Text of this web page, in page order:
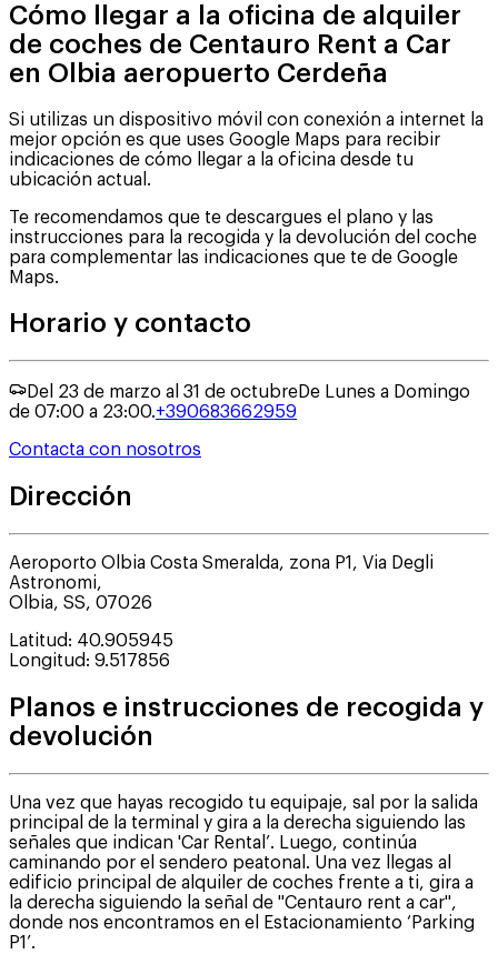
Cómo llegar a la oficina de alquiler
de coches de Centauro Rent a Car
en Olbia aeropuerto Cerdeña
Si utilizas un dispositivo móvil con conexión a internet la
mejor opción es que uses Google Maps para recibir
indicaciones de cómo llegar a la oficina desde tu
ubicación actual.
Te recomendamos que te descargues el plano y las
instrucciones para la recogida y la devolución del coche
para complementar las indicaciones que te de Google
Maps.
Horario y contacto
Del 23 de marzo al 31 de octubreDe Lunes a Domingo
de 07:00 a 23:00.+390683662959
Contacta con nosotros
Dirección
Aeroporto Olbia Costa Smeralda, zona P1, Via Degli
Astronomi,
Olbia, SS, 07026
Latitud: 40.905945
Longitud: 9.517856
Planos e instrucciones de recogida y
devolución
Una vez que hayas recogido tu equipaje, sal por la salida
principal de la terminal y gira a la derecha siguiendo las
señales que indican 'Car Rental’. Luego, continúa
caminando por el sendero peatonal. Una vez llegas al
edificio principal de alquiler de coches frente a ti, gira a
la derecha siguiendo la señal de "Centauro rent a car",
donde nos encontramos en el Estacionamiento ‘Parking
P1’.